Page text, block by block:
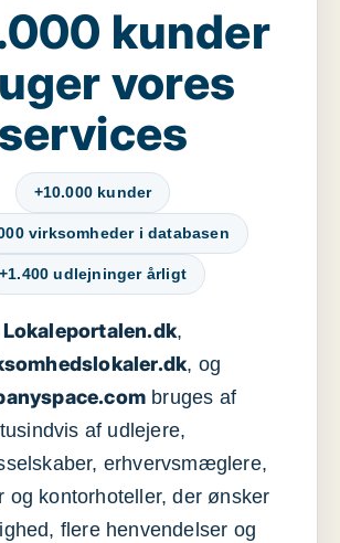
kunder
vores
services
+10.000 kunder
virksomheder i databasen
+1.400 udlejninger årligt
Lokaleportalen.dk,
, og
bruges af
tusindvis af udlejere,
erhvervsmæglere,
og kontorhoteller, der ønsker
flere henvendelser og